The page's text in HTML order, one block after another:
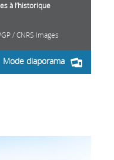
à l’historique
/ CNRS Images
Mode diaporama